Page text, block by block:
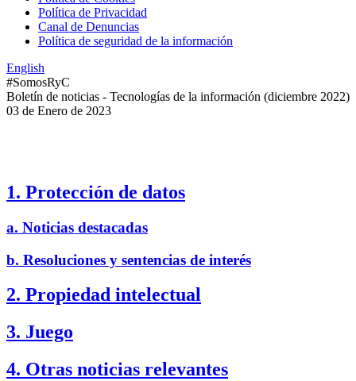
Política de Privacidad
Canal de Denuncias
Política de seguridad de la información
English
#SomosRyC
Boletín de noticias - Tecnologías de la información (diciembre 2022)
03 de Enero de 2023
1. Protección de datos
a. Noticias destacadas
b. Resoluciones y sentencias de interés
2. Propiedad intelectual
3. Juego
4. Otras noticias relevantes